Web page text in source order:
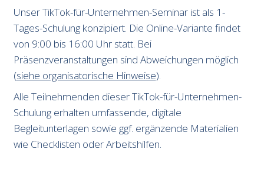
Unser TikTok-für-Unternehmen-Seminar ist als 1-
Tages-Schulung konzipiert. Die Online-Variante findet
von 9:00 bis 16:00 Uhr statt. Bei
Präsenzveranstaltungen sind Abweichungen möglich
(siehe organisatorische Hinweise).
Alle Teilnehmenden dieser TikTok-für-Unternehmen-
Schulung erhalten umfassende, digitale
Begleitunterlagen sowie ggf. ergänzende Materialien
wie Checklisten oder Arbeitshilfen.